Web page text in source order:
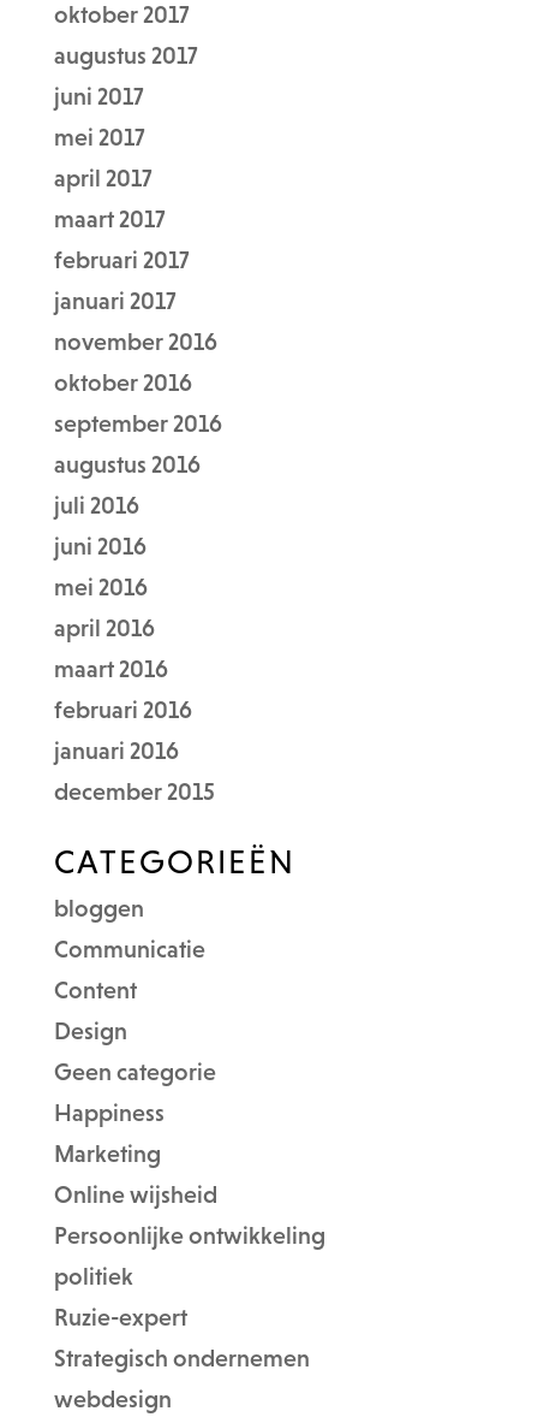
oktober 2017
augustus 2017
juni 2017
mei 2017
april 2017
maart 2017
februari 2017
januari 2017
november 2016
oktober 2016
september 2016
augustus 2016
juli 2016
juni 2016
mei 2016
april 2016
maart 2016
februari 2016
januari 2016
december 2015
CATEGORIEËN
bloggen
Communicatie
Content
Design
Geen categorie
Happiness
Marketing
Online wijsheid
Persoonlijke ontwikkeling
politiek
Ruzie-expert
Strategisch ondernemen
webdesign